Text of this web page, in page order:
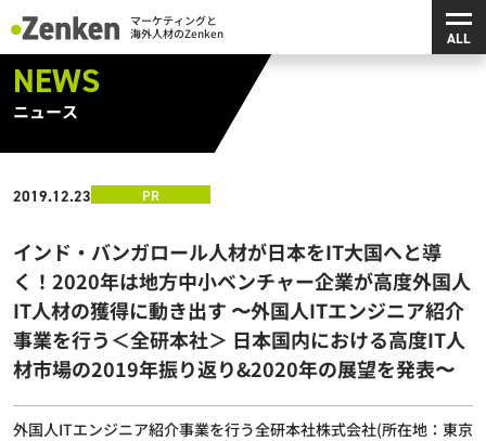
マーケティングと海外人材のZenken
メ
NEWS
ニュース
2019.12.23 PR
インド・バンガロール人材が日本をIT大国へと導
く！2020年は地方中小ベンチャー企業が高度外国人
IT人材の獲得に動き出す 〜外国人ITエンジニア紹介
事業を行う＜全研本社＞ 日本国内における高度IT人
材市場の2019年振り返り&2020年の展望を発表〜
外国人ITエンジニア紹介事業を行う全研本社株式会社(所在地：東京